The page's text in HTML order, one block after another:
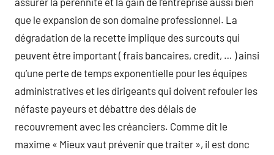
que le expansion de son domaine professionnel. La
dégradation de la recette implique des surcouts qui
peuvent être important ( frais bancaires, credit, … ) ainsi
qu’une perte de temps exponentielle pour les équipes
administratives et les dirigeants qui doivent refouler les
néfaste payeurs et débattre des délais de
recouvrement avec les créanciers. Comme dit le
maxime « Mieux vaut prévenir que traiter », il est donc